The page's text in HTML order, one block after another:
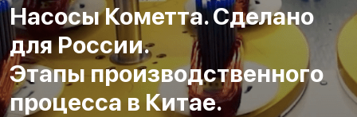
Насосы Кометта. Сделано
для России.
Этапы производственного
процесса в Китае.